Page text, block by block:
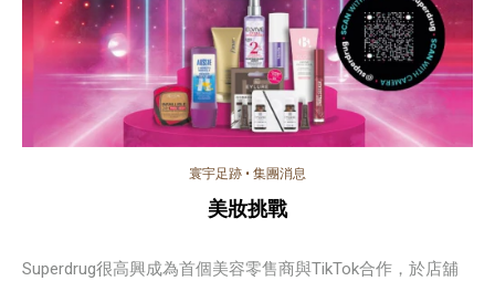
寰宇足跡 • 集團消息
美妝挑戰
Superdrug很高興成為首個美容零售商與TikTok合作，於店舖